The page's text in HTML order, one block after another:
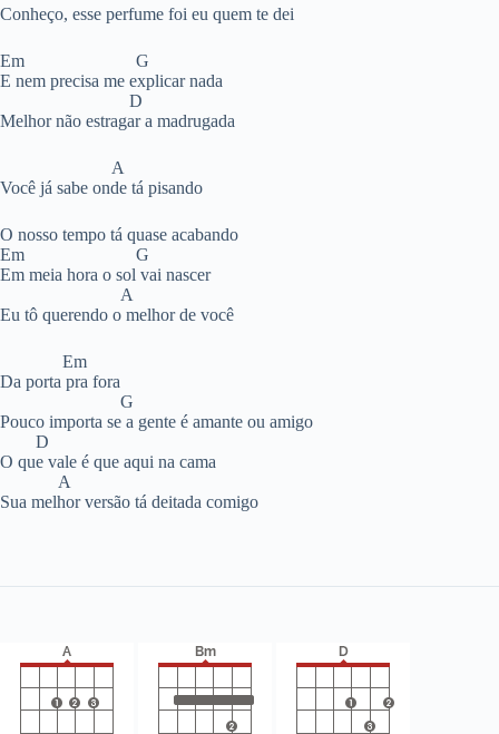
Conheço, esse perfume foi eu quem te dei
Em G
E nem precisa me explicar nada
D
Melhor não estragar a madrugada
A
Você já sabe onde tá pisando
O nosso tempo tá quase acabando
Em G
Em meia hora o sol vai nascer
A
Eu tô querendo o melhor de você
Em
Da porta pra fora
G
Pouco importa se a gente é amante ou amigo
D
O que vale é que aqui na cama
A
Sua melhor versão tá deitada comigo